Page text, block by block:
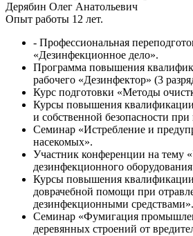
Дерябин Олег Анатольевич
Опыт работы 12 лет.
- Профессиональная
«Дезинфекционное дело».
Программа повышения
рабочего «Дезинфектор» (3
Курс подготовки «Методы
Курсы повышения
и собственной безопасности
Семинар «Истребление и
насекомых».
Участник конференции на тему
дезинфекционного
Курсы повышения
доврачебной помощи при
дезинфекционными средствами».
Семинар «Фумигация
деревянных строений от